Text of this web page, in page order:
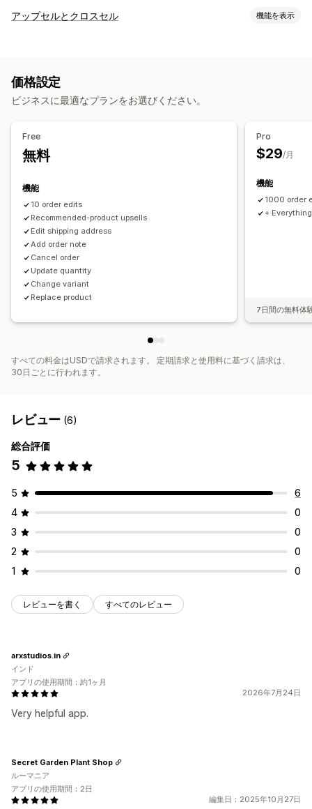
注文の更新
注文管理
ステータス更新
分析
アップセルとクロスセル 機能を表示
お礼ページでのアップセル
数量割引
おすすめ情報のパフォーマンス
ファネルのパフォーマンス
価格設定
ビジネスに最適なプランをお選びください。
Free
無料
機能
10 order edits
Recommended-product upsells
Edit shipping address
Add order note
Cancel order
Update quantity
Change variant
Replace product
Pro
$29/月
機能
1000 order
+
7日間の無料体
すべての料金はUSDで請求されます。 定期請求と使用料に基づく請求は、
30日ごとに行われます。
レビュー (6)
総合評価
5
5
6
4
0
3
0
2
0
1
0
レビューを書く すべてのレビュー
2026年7月24日
Very helpful app.
arxstudios.in
インド
アプリの使用期間：約1ヶ月
編集日：2025年10月27日
Secret Garden Plant Shop
ルーマニア
アプリの使用期間：2日